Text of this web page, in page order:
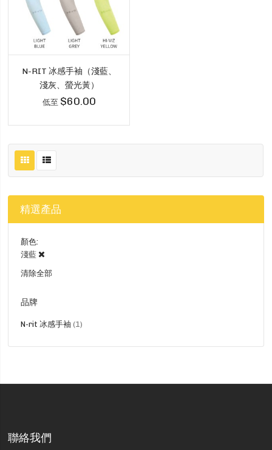
N-RIT 冰感手袖（淺藍、
淺灰、螢光黃）
低至 $60.00
精選產品
顏色
淺藍
清除全部
品牌
N-rit 冰感手袖 1貨
聯絡我們